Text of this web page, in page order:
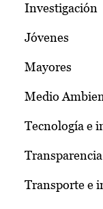
Investigación
Jóvenes
Mayores
Medio
Tecnología e
Transporte e